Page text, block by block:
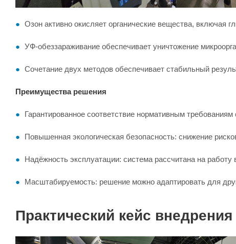
Озон активно окисляет органические вещества, включая
УФ-обеззараживание обеспечивает уничтожение
Сочетание двух методов обеспечивает стабильный
Преимущества решения
Гарантированное соответствие нормативным
Повышенная экологическая безопасность: снижение
Надёжность эксплуатации: система рассчитана на
Масштабируемость: решение можно адаптировать для
Практический кейс внедрения